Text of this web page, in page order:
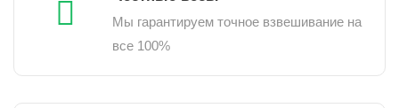
Мы гарантируем точное взвешивание на
все 100%